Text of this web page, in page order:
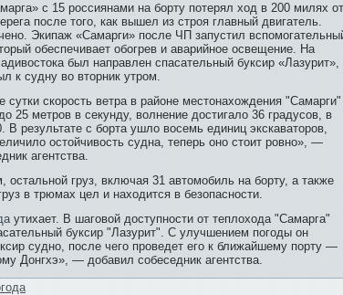
с 15 россиянами на борту потерял ход в 200 милях от
после того, как вышел из строя главный дви­гатель.
Экипаж «Самарги» после ЧП запустил
обе­спечивает обогрев и аварийное освещение. На
был направлен спасательный буксир «Лазурит»,
к судну во вторник утром.
сутки скорость ветра в районе местонахождения "Самарги"
25 метров в секунду, волнение достигало 36 градусов, в
результате с борта ушло восемь еди­ниц экскаваторов,
остойчивость судна, теперь оно стоит ровно», —
агентства.
остальной груз, включая 31 автомобиль на борту, а также
в трюмах цел и находи­тся в бе­зопасности.
утихает. В шаговой доступности от теплохода "Самарга"
буксир "Лазурит". С улучшением погоды он
судно, после чего проведет его к ближайшему порту —
Донгхэ», — добави­л собе­седник агентства.